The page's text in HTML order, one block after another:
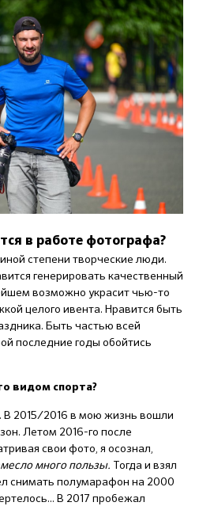
в работе фотографа?
степени творческие люди.
генерировать качественный
возможно украсит чью-то
целого ивента. Нравится быть
Быть частью всей
последние годы обойтись
видом спорта?
В 2015/2016 в мою жизнь вошли
Летом 2016-го после
свои фото, я осознал,
много пользы. Тогда и взял
снимать полумарафон на 2000
В 2017 пробежал